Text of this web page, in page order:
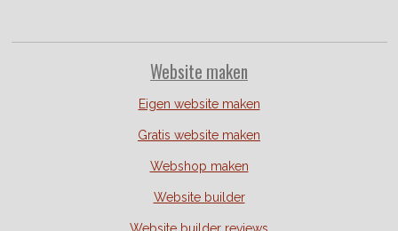
Website maken
Eigen website maken
Gratis website maken
Webshop maken
Website builder